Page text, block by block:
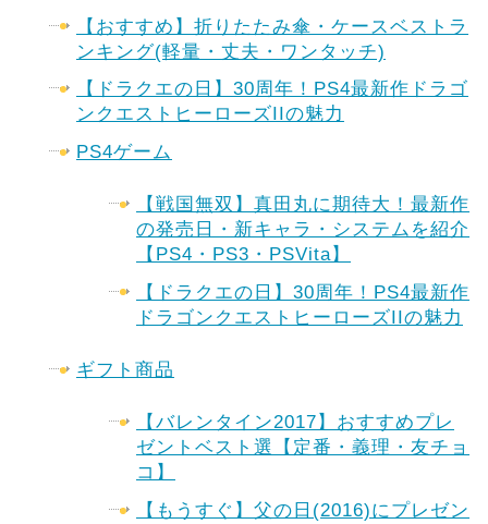
【おすすめ】折りたたみ傘・ケースベストラ
ンキング(軽量・丈夫・ワンタッチ)
【ドラクエの日】30周年！PS4最新作ドラゴ
ンクエストヒーローズIIの魅力
PS4ゲーム
【戦国無双】真田丸に期待大！最新作
の発売日・新キャラ・システムを紹介
【PS4・PS3・PSVita】
【ドラクエの日】30周年！PS4最新作
ドラゴンクエストヒーローズIIの魅力
ギフト商品
【バレンタイン2017】おすすめプレ
ゼントベスト選【定番・義理・友チョ
コ】
【もうすぐ】父の日(2016)にプレゼン